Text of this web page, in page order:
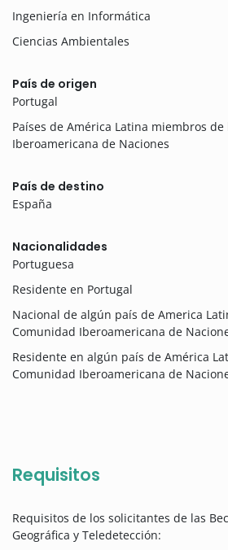
Ingeniería en Informática
Ciencias Ambientales
País de origen
Portugal
Países de América Latina miembros
Iberoamericana de Naciones
País de destino
España
Nacionalidades
Portuguesa
Residente en Portugal
Nacional de algún país de America
Comunidad Iberoamericana de
Residente en algún país de América
Comunidad Iberoamericana de
Requisitos
Requisitos de los solicitantes de las
Geográfica y Teledetección: